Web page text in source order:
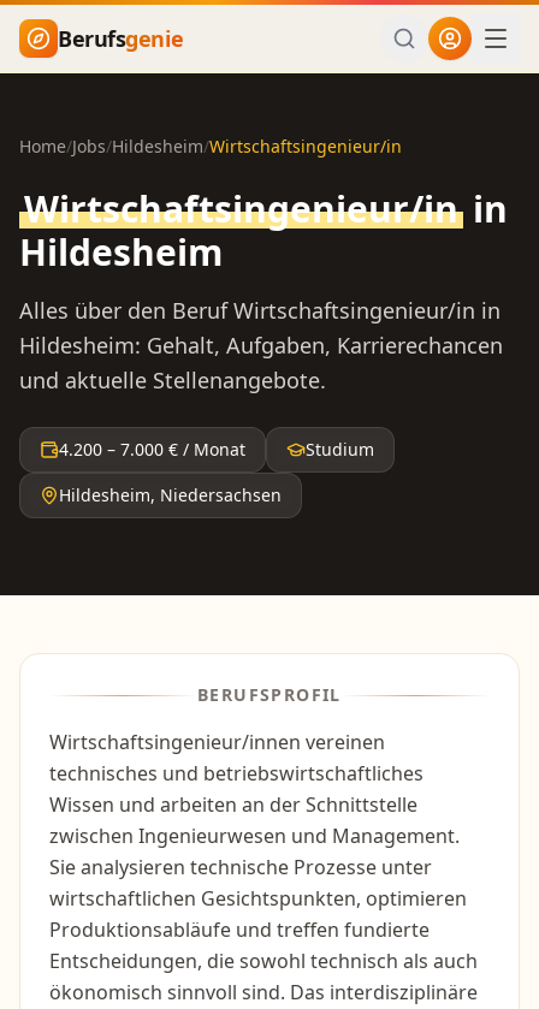
Zum Hauptinhalt springen
Berufsgenie
Home/Jobs/Hildesheim/Wirtschaftsingenieur/in
Wirtschaftsingenieur/in in
Hildesheim
Alles über den BerufWirtschaftsingenieur/in in
Hildesheim: Gehalt, Aufgaben, Karrierechancen
und aktuelle Stellenangebote.
4.200 – 7.000 € / Monat
Studium
Hildesheim, Niedersachsen
BERUFSPROFIL
Wirtschaftsingenieur/innen vereinen
technisches und betriebswirtschaftliches
Wissen und arbeiten an der Schnittstelle
zwischen Ingenieurwesen und Management.
Sie analysieren technische Prozesse unter
wirtschaftlichen Gesichtspunkten, optimieren
Produktionsabläufe und treffen fundierte
Entscheidungen, die sowohl technisch als auch
ökonomisch sinnvoll sind. Das interdisziplinäre